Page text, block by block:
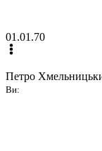
01.01.70
Петро
Ви: